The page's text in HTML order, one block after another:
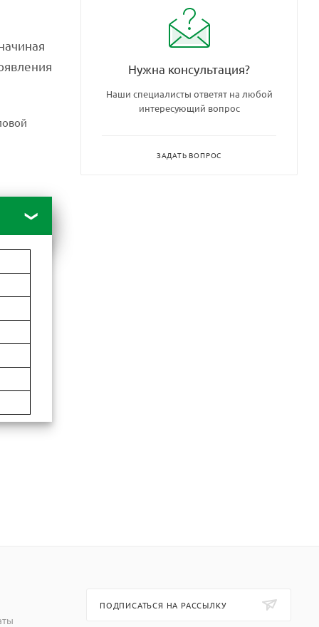
Нужна консультация?
Наши специалисты ответят на любой
интересующий вопрос
ЗАДАТЬ ВОПРОС
ПОДПИСАТЬСЯ НА РАССЫЛКУ